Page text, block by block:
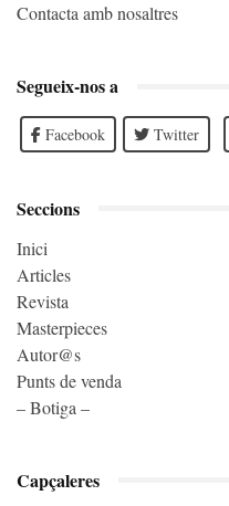
Contacta amb nosaltres
Segueix-nos a
Facebook Twitter
Seccions
Inici
Articles
Revista
Masterpieces
Autor@s
Punts de venda
– Botiga –
Capçaleres